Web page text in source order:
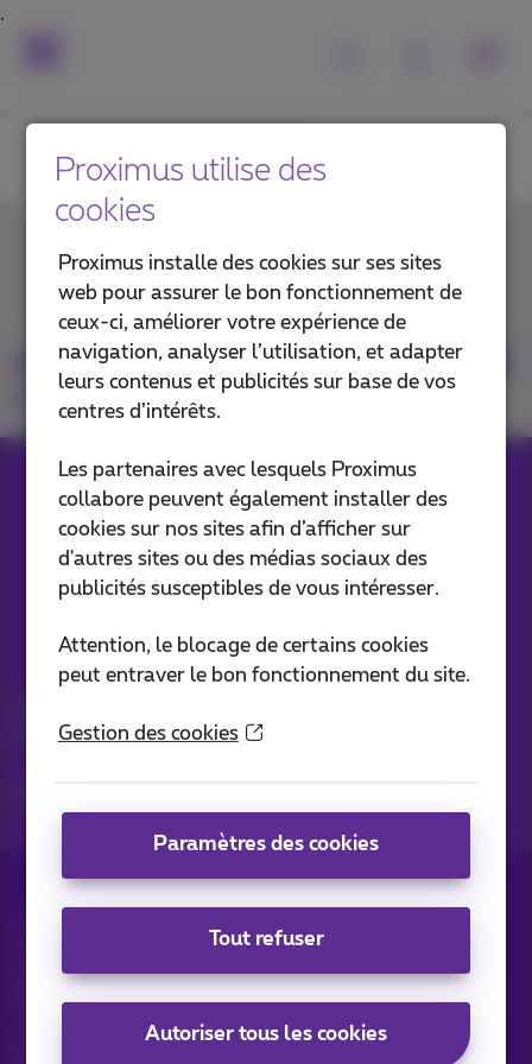
Proximus utilise des
cookies
Proximus installe des cookies sur ses sites
web pour assurer le bon fonctionnement de
ceux-ci, améliorer votre expérience de
navigation, analyser l’utilisation, et adapter
leurs contenus et publicités sur base de vos
centres d’intérêts.
Les partenaires avec lesquels Proximus
collabore peuvent également installer des
cookies sur nos sites afin d’afficher sur
d'autres sites ou des médias sociaux des
publicités susceptibles de vous intéresser.
Attention, le blocage de certains cookies
peut entraver le bon fonctionnement du site.
Gestion des cookies
Paramètres des cookies
Tout refuser
Autoriser tous les cookies
Contactez-nous
Retrouvez-nous
Nos applications
Vos actus par e-mail
moment
Conditions générales, info consommateur
Liste des prix et tarifs
Accessibilité
Vie privée
Politique de gestion des cookies
Cookie manager
Coordonnées de l’entreprise
Ce site a été créé et est géré conformément au droit belge.